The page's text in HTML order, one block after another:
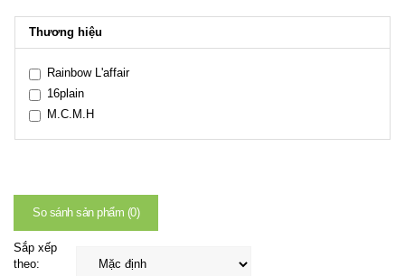
Thương hiệu
Rainbow L'affair
16plain
M.C.M.H
So sánh sản phẩm (0)
Sắp xếp
theo: